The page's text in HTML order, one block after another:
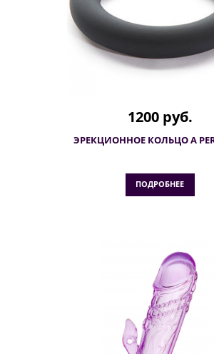
1200 руб.
ЭРЕКЦИОННОЕ КОЛЬЦО A
ПОДРОБНЕЕ